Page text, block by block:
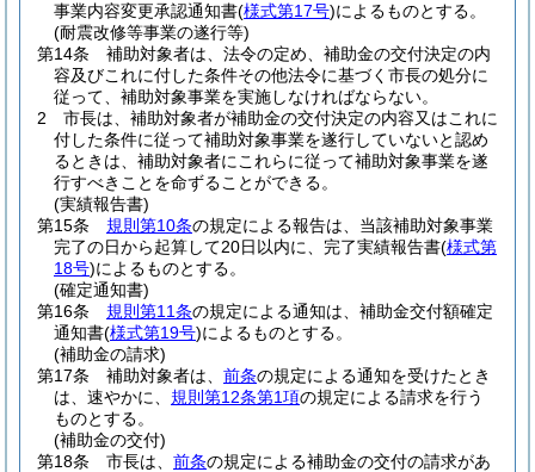
事業内容変更承認通知書(様式第17号)によるものとする。
(耐震改修等事業の遂行等)
第14条
補助対象者は、法令の定め、補助金の交付決定の内
容及びこれに付した条件その他法令に基づく市長の処分に
従って、補助対象事業を実施しなければならない。
2
市長は、補助対象者が補助金の交付決定の内容又はこれに
付した条件に従って補助対象事業を遂行していないと認め
るときは、補助対象者にこれらに従って補助対象事業を遂
行すべきことを命ずることができる。
(実績報告書)
第15条
規則第10条の規定による報告は、当該補助対象事業
完了の日から起算して20日以内に、完了実績報告書(様式第
18号)によるものとする。
(確定通知書)
第16条
規則第11条の規定による通知は、補助金交付額確定
通知書(様式第19号)によるものとする。
(補助金の請求)
第17条
補助対象者は、 前条の規定による通知を受けたとき
は、速やかに、 規則第12条第1項の規定による請求を行う
ものとする。
(補助金の交付)
第18条
市長は、 前条の規定による補助金の交付の請求があ